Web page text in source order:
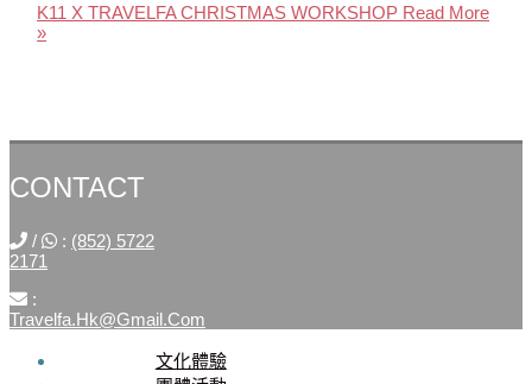
K11 X TRAVELFA CHRISTMAS WORKSHOP Read More
»
CONTACT
/ : (852) 5722
2171
:
Travelfa.hk@gmail.com
文化體驗